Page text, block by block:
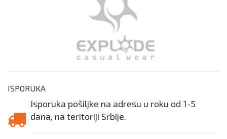
ISPORUKA
Isporuka pošiljke na adresu u roku od 1-5
dana, na teritoriji Srbije.